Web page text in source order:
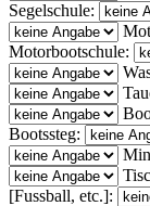
Segelschule:
Motorbootschule:
Bootssteg:
[Fussball, etc.]: